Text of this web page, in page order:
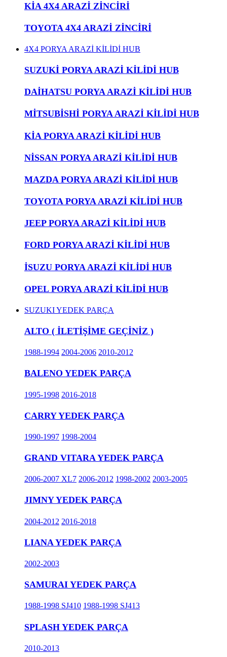
KİA 4X4 ARAZİ ZİNCİRİ
TOYOTA 4X4 ARAZİ ZİNCİRİ
4X4 PORYA ARAZİ KİLİDİ HUB
SUZUKİ PORYA ARAZİ KİLİDİ HUB
DAİHATSU PORYA ARAZİ KİLİDİ HUB
MİTSUBİSHİ PORYA ARAZİ KİLİDİ HUB
KİA PORYA ARAZİ KİLİDİ HUB
NİSSAN PORYA ARAZİ KİLİDİ HUB
MAZDA PORYA ARAZİ KİLİDİ HUB
TOYOTA PORYA ARAZİ KİLİDİ HUB
JEEP PORYA ARAZİ KİLİDİ HUB
FORD PORYA ARAZİ KİLİDİ HUB
İSUZU PORYA ARAZİ KİLİDİ HUB
OPEL PORYA ARAZİ KİLİDİ HUB
SUZUKI YEDEK PARÇA
ALTO ( İLETİŞİME GEÇİNİZ )
1988-1994 2004-2006 2010-2012
BALENO YEDEK PARÇA
1995-1998 2016-2018
CARRY YEDEK PARÇA
1990-1997 1998-2004
GRAND VITARA YEDEK PARÇA
2006-2007 XL7 2006-2012 1998-2002 2003-2005
JIMNY YEDEK PARÇA
2004-2012 2016-2018
LIANA YEDEK PARÇA
2002-2003
SAMURAI YEDEK PARÇA
1988-1998 SJ410 1988-1998 SJ413
SPLASH YEDEK PARÇA
2010-2013